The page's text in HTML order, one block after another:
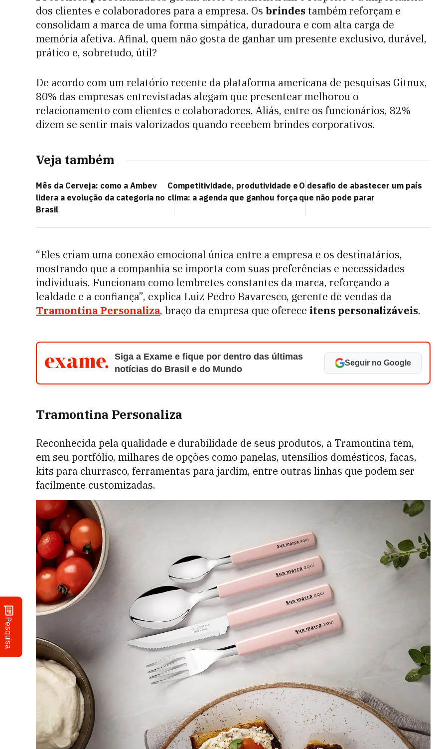
Pesquisa
dos clientes e colaboradores para a empresa. Os brindes também reforçam e
consolidam a marca de uma forma simpática, duradoura e com alta carga de
memória afetiva. Afinal, quem não gosta de ganhar um presente exclusivo, durável,
prático e, sobretudo, útil?
De acordo com um relatório recente da plataforma americana de pesquisas Gitnux,
80% das empresas entrevistadas alegam que presentear melhorou o
relacionamento com clientes e colaboradores. Aliás, entre os funcionários, 82%
dizem se sentir mais valorizados quando recebem brindes corporativos.
Veja também
Mês da Cerveja: como a Ambev
lidera a evolução da categoria no
Brasil
Competitividade, produtividade e
clima: a agenda que ganhou força
O desafio de abastecer um país
que não pode parar
“Eles criam uma conexão emocional única entre a empresa e os destinatários,
mostrando que a companhia se importa com suas preferências e necessidades
individuais. Funcionam como lembretes constantes da marca, reforçando a
lealdade e a confiança”, explica Luiz Pedro Bavaresco, gerente de vendas da
Tramontina Personaliza, braço da empresa que oferece itens personalizáveis.
Siga a Exame e fique por dentro das últimas
notícias do Brasil e do Mundo
Seguir no Google
Tramontina Personaliza
Reconhecida pela qualidade e durabilidade de seus produtos, a Tramontina tem,
em seu portfólio, milhares de opções como panelas, utensílios domésticos, facas,
kits para churrasco, ferramentas para jardim, entre outras linhas que podem ser
facilmente customizadas.